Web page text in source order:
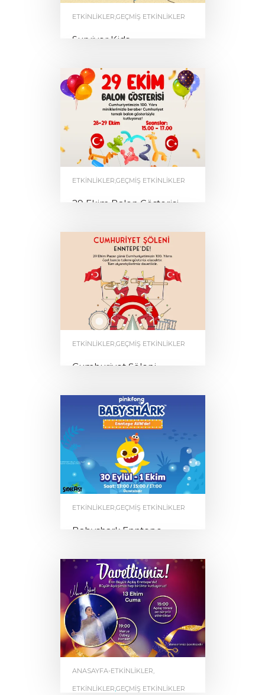
ETKINLIKLER,GEÇMIŞ ETKINLIKLER
Survivor Kids
byENNTEPE 0
ETKINLIKLER,GEÇMIŞ ETKINLIKLER
29 Ekim Balon Gösterisi
ENNTEPE 0
ETKINLIKLER,GEÇMIŞ ETKINLIKLER
Cumhuriyet Şöleni
ENNTEPE 0
ETKINLIKLER GEÇMIŞ ETKINLIKLER
Babyshark Enntepe
byENNTEPE 0
ANASAYFA-ETKINLIKLER,
ETKINLIKLER,GEÇMIŞ ETKINLIKLER